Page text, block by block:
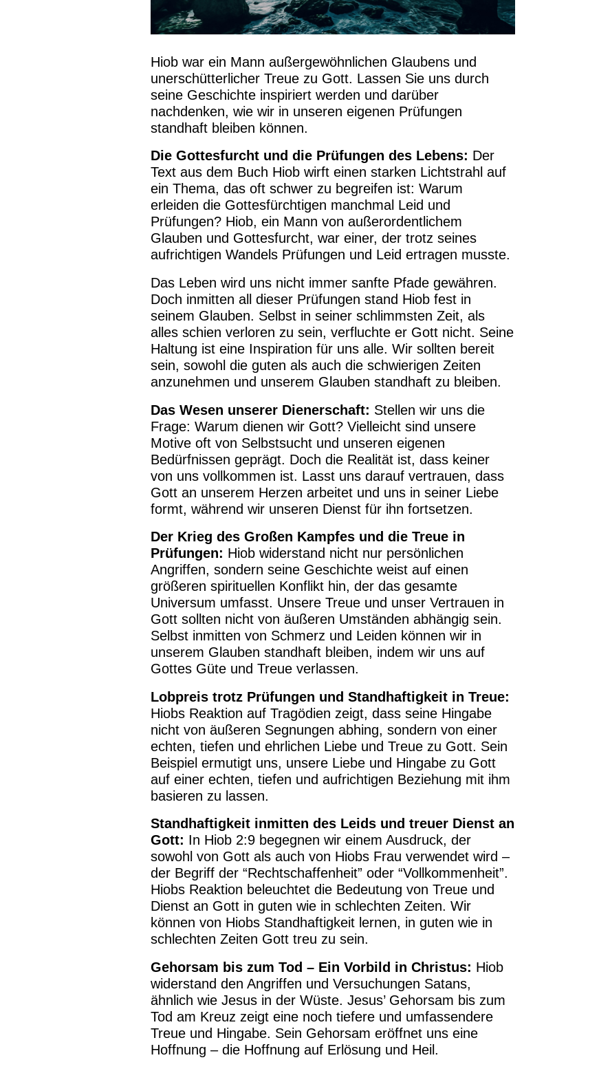
Hiob war ein Mann außergewöhnlichen Glaubens und
unerschütterlicher Treue zu Gott. Lassen Sie uns durch
seine Geschichte inspiriert werden und darüber
nachdenken, wie wir in unseren eigenen Prüfungen
standhaft bleiben können.
Die Gottesfurcht und die Prüfungen des Lebens: Der
Text aus dem Buch Hiob wirft einen starken Lichtstrahl auf
ein Thema, das oft schwer zu begreifen ist: Warum
erleiden die Gottesfürchtigen manchmal Leid und
Prüfungen? Hiob, ein Mann von außerordentlichem
Glauben und Gottesfurcht, war einer, der trotz seines
aufrichtigen Wandels Prüfungen und Leid ertragen musste.
Das Leben wird uns nicht immer sanfte Pfade gewähren.
Doch inmitten all dieser Prüfungen stand Hiob fest in
seinem Glauben. Selbst in seiner schlimmsten Zeit, als
alles schien verloren zu sein, verfluchte er Gott nicht. Seine
Haltung ist eine Inspiration für uns alle. Wir sollten bereit
sein, sowohl die guten als auch die schwierigen Zeiten
anzunehmen und unserem Glauben standhaft zu bleiben.
Das Wesen unserer Dienerschaft: Stellen wir uns die
Frage: Warum dienen wir Gott? Vielleicht sind unsere
Motive oft von Selbstsucht und unseren eigenen
Bedürfnissen geprägt. Doch die Realität ist, dass keiner
von uns vollkommen ist. Lasst uns darauf vertrauen, dass
Gott an unserem Herzen arbeitet und uns in seiner Liebe
formt, während wir unseren Dienst für ihn fortsetzen.
Der Krieg des Großen Kampfes und die Treue in
Prüfungen: Hiob widerstand nicht nur persönlichen
Angriffen, sondern seine Geschichte weist auf einen
größeren spirituellen Konflikt hin, der das gesamte
Universum umfasst. Unsere Treue und unser Vertrauen in
Gott sollten nicht von äußeren Umständen abhängig sein.
Selbst inmitten von Schmerz und Leiden können wir in
unserem Glauben standhaft bleiben, indem wir uns auf
Gottes Güte und Treue verlassen.
Lobpreis trotz Prüfungen und Standhaftigkeit in Treue:
Hiobs Reaktion auf Tragödien zeigt, dass seine Hingabe
nicht von äußeren Segnungen abhing, sondern von einer
echten, tiefen und ehrlichen Liebe und Treue zu Gott. Sein
Beispiel ermutigt uns, unsere Liebe und Hingabe zu Gott
auf einer echten, tiefen und aufrichtigen Beziehung mit ihm
basieren zu lassen.
Standhaftigkeit inmitten des Leids und treuer Dienst an
Gott: In Hiob 2:9 begegnen wir einem Ausdruck, der
sowohl von Gott als auch von Hiobs Frau verwendet wird –
der Begriff der “Rechtschaffenheit” oder “Vollkommenheit”.
Hiobs Reaktion beleuchtet die Bedeutung von Treue und
Dienst an Gott in guten wie in schlechten Zeiten. Wir
können von Hiobs Standhaftigkeit lernen, in guten wie in
schlechten Zeiten Gott treu zu sein.
Gehorsam bis zum Tod – Ein Vorbild in Christus: Hiob
widerstand den Angriffen und Versuchungen Satans,
ähnlich wie Jesus in der Wüste. Jesus’ Gehorsam bis zum
Tod am Kreuz zeigt eine noch tiefere und umfassendere
Treue und Hingabe. Sein Gehorsam eröffnet uns eine
Hoffnung – die Hoffnung auf Erlösung und Heil.